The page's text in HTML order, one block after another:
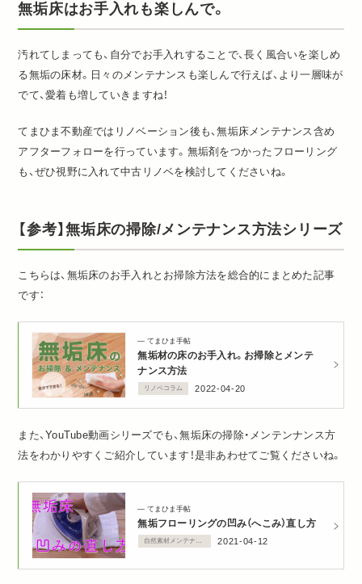
無垢床はお手入れも楽しんで。
汚れてしまっても、自分でお手入れすることで、長く風合いを楽しめ
る無垢の床材。日々のメンテナンスも楽しんで行えば、より一層味が
でて、愛着も増していきますね！
てまひま不動産ではリノベーション後も、無垢床メンテナンス含め
アフターフォローを行っています。無垢剤をつかったフローリング
も、ぜひ視野に入れて中古リノベを検討してくださいね。
【参考】無垢床の掃除/メンテナンス方法シリーズ
こちらは、無垢床のお手入れとお掃除方法を総合的にまとめた記事
です：
てまひま手帖
無垢材の床のお手入れ。お掃除とメンテ
ナンス方法
リノベコラム 2022-04-20
また、YouTube動画シリーズでも、無垢床の掃除・メンテンナンス方
法をわかりやすくご紹介しています！是非あわせてご覧くださいね。
てまひま手帖
無垢フローリングの凹み（へこみ）直し方
2021-04-12